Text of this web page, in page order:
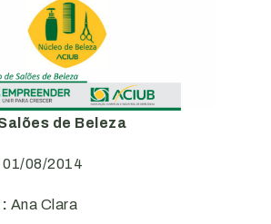
de Beleza
01/08/2014
Ana Clara